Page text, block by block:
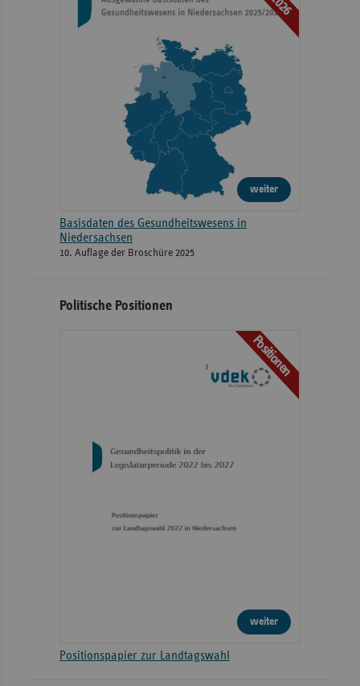
weiter
Basisdaten des Gesundheitswesens in
Niedersachsen
10. Auflage der Broschüre 2025
Politische Positionen
Positionen
weiter
Positionspapier zur Landtagswahl